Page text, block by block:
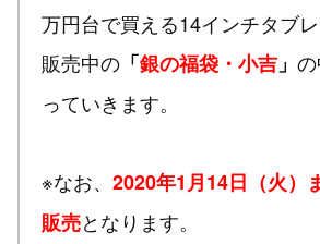
万円台で買える14インチタブ
販売中の 「銀の福袋・小吉 」
っていきます。
※なお、 2020年1月14日（火）
販売となります。